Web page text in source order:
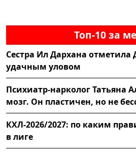
Топ-10 за
Сестра Ил Дархана отметила
удачным уловом
Психиатр-нарколог Татьяна
мозг. Он пластичен, но не
КХЛ-2026/2027: по каким
в лиге